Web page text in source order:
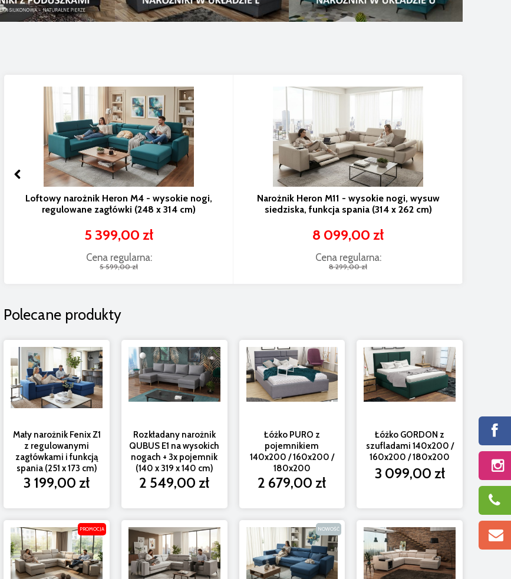
Loftowy narożnik Heron M4 - wysokie nogi,
regulowane zagłówki (248 x 314 cm)
5 399,00 zł
Cena regularna:
5 599,00 zł
Narożnik Heron M11 - wysokie nogi, wysuw
siedziska, funkcja spania (314 x 262 cm)
8 099,00 zł
Cena regularna:
8 299,00 zł
7 789,05 zł
Cena regularna:
8 199,00 zł
Narożnik Heron M10 - wysokie nogi, regulowane
zagłówki, funkcja spania (258 x 307 cm)
5 889,00 zł
Mały
Polecane produkty
Mały narożnik Fenix Z1
z regulowanymi
zagłówkami i funkcją
spania (251 x 173 cm)
3 199,00 zł
Rozkładany narożnik
QUBUS E1 na wysokich
nogach + 3x pojemnik
(140 x 319 x 140 cm)
2 549,00 zł
Łóżko PURO z
pojemnikiem
140x200 / 160x200 /
180x200
2 679,00 zł
Łóżko GORDON z
szufladami 140x200 /
160x200 / 180x200
3 099,00 zł
PROMOCJA NOWOŚĆ